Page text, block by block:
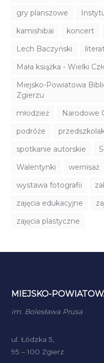
gry planszowe
kamishibai
koncert
Lech Baczyński
Mała książka - Wielki
Miejsko-Powiatowa
Zgierzu
młodzież
Narodowe
podróże
spotkanie autorskie
Walentynki
wernisaż
wystawa fotografii
zajęcia edukacyjne
zajęcia plastyczne
MIEJSKO-
im. Bolesława Prusa
ul. Łódzka 5,
95 – 100 Zgierz